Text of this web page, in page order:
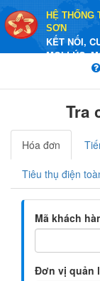
HỆ THỐNG
SƠN
KẾT NỐI,
MỌI LÚC,
Tra
Hóa đơn
Tiêu thụ điện
Mã khách
Đơn vị quản